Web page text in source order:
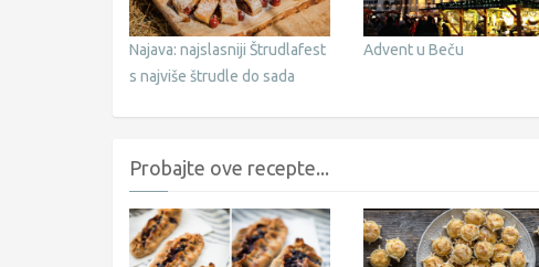
Najava: najslasniji Štrudlafest
s najviše štrudle do sada
Advent u Beču
Probajte ove recepte...